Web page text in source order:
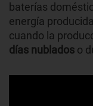
baterías
energía
cuando la
días nublados o